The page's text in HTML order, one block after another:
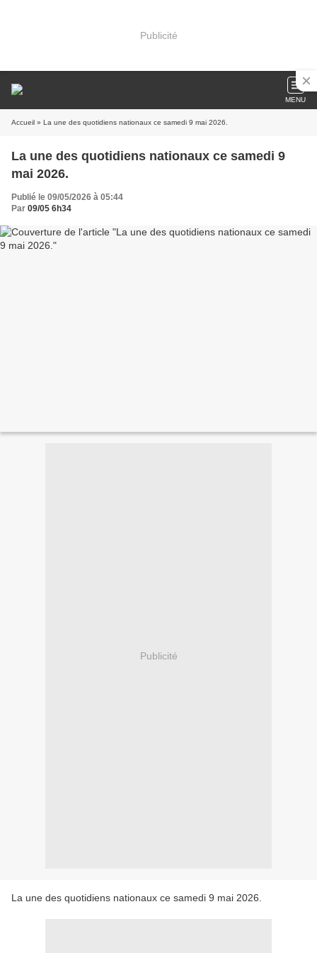
Publicité
MENU
Accueil » La une des quotidiens nationaux ce samedi 9 mai 2026.
La une des quotidiens nationaux ce samedi 9
mai 2026.
Publié le 09/05/2026 à 05:44
Par 09/05 6h34
Publicité
La une des quotidiens nationaux ce samedi 9 mai 2026.